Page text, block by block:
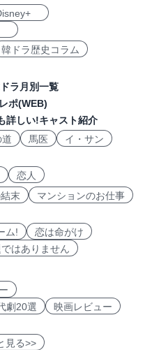
韓ドラ歴史コラム
ラ月別一覧
ポ(WEB)
詳しい!キャスト紹介
馬医
イ・サン
恋人
末
マンションのお仕事
ム!
恋は命がけ
はありません
劇20選
映画レビュー
る>>